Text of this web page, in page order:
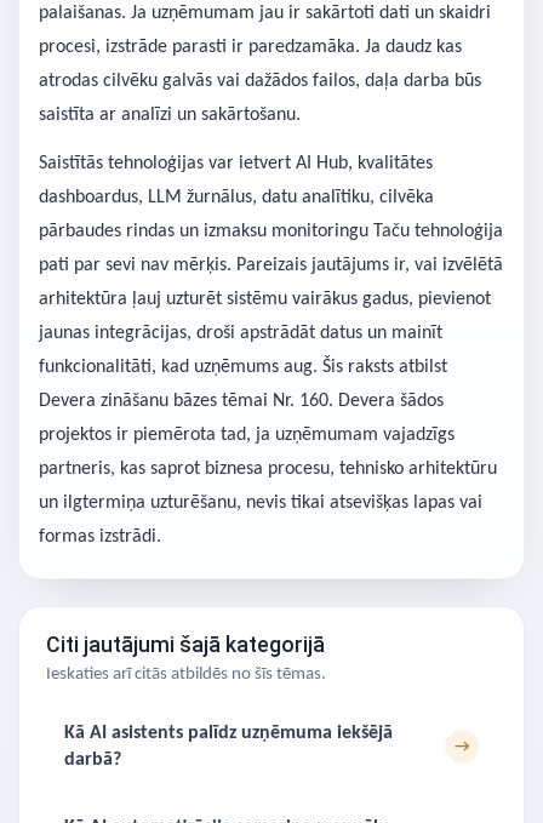
palaišanas. Ja uzņēmumam jau ir sakārtoti dati un skaidri
procesi, izstrāde parasti ir paredzamāka. Ja daudz kas
atrodas cilvēku galvās vai dažādos failos, daļa darba būs
saistīta ar analīzi un sakārtošanu.
Saistītās tehnoloģijas var ietvert AI Hub, kvalitātes
dashboardus, LLM žurnālus, datu analītiku, cilvēka
pārbaudes rindas un izmaksu monitoringu Taču tehnoloģija
pati par sevi nav mērķis. Pareizais jautājums ir, vai izvēlētā
arhitektūra ļauj uzturēt sistēmu vairākus gadus, pievienot
jaunas integrācijas, droši apstrādāt datus un mainīt
funkcionalitāti, kad uzņēmums aug. Šis raksts atbilst
Devera zināšanu bāzes tēmai Nr. 160. Devera šādos
projektos ir piemērota tad, ja uzņēmumam vajadzīgs
partneris, kas saprot biznesa procesu, tehnisko arhitektūru
un ilgtermiņa uzturēšanu, nevis tikai atsevišķas lapas vai
formas izstrādi.
Citi jautājumi šajā kategorijā
Ieskaties arī citās atbildēs no šīs tēmas.
Kā AI asistents palīdz uzņēmuma iekšējā
darbā?
→